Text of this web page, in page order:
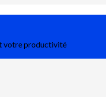
votre productivité